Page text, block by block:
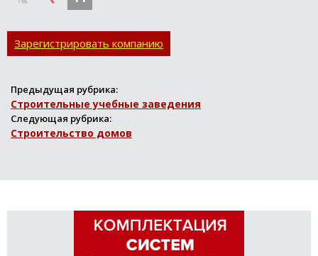
Зарегистрировать компанию
Предыдущая рубрика:
Строительные учебные заведения
Следующая рубрика:
Строительство домов